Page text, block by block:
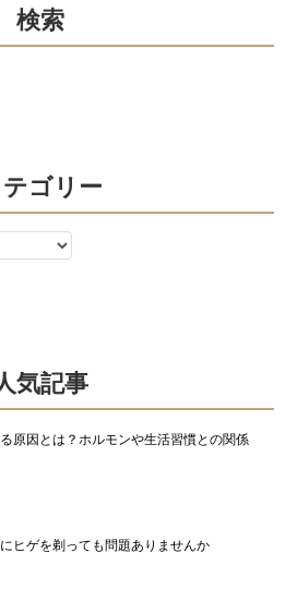
検索
ゴリー
気記事
原因とは？ホルモンや生活習慣との関係
ヒゲを剃っても問題ありませんか